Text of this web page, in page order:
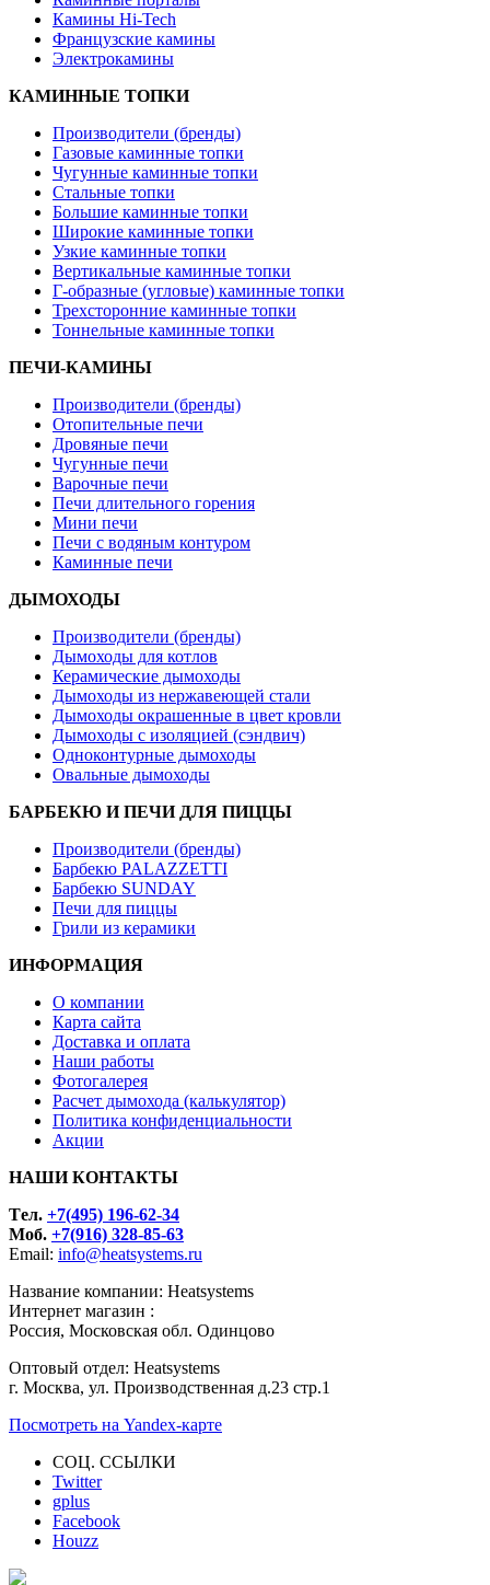
Камины Hi-Tech
Французские камины
Электрокамины
КАМИННЫЕ ТОПКИ
Производители (бренды)
Газовые каминные топки
Чугунные каминные топки
Стальные топки
Большие каминные топки
Широкие каминные топки
Узкие каминные топки
Вертикальные каминные топки
Г-образные (угловые) каминные топки
Трехсторонние каминные топки
Тоннельные каминные топки
ПЕЧИ-КАМИНЫ
Производители (бренды)
Отопительные печи
Дровяные печи
Чугунные печи
Варочные печи
Печи длительного горения
Мини печи
Печи с водяным контуром
Каминные печи
ДЫМОХОДЫ
Производители (бренды)
Дымоходы для котлов
Керамические дымоходы
Дымоходы из нержавеющей стали
Дымоходы окрашенные в цвет кровли
Дымоходы с изоляцией (сэндвич)
Одноконтурные дымоходы
Овальные дымоходы
БАРБЕКЮ И ПЕЧИ ДЛЯ ПИЦЦЫ
Производители (бренды)
Барбекю PALAZZETTI
Барбекю SUNDAY
Печи для пиццы
Грили из керамики
ИНФОРМАЦИЯ
О компании
Карта сайта
Доставка и оплата
Наши работы
Фотогалерея
Расчет дымохода (калькулятор)
Политика конфиденциальности
Акции
НАШИ КОНТАКТЫ
Tел. +7(495) 196-62-34
Моб. +7(916) 328-85-63
Email: info@heatsystems.ru
Название компании: Heatsystems
Интернет магазин :
Россия, Московская обл. Одинцово
Оптовый отдел: Heatsystems
г. Москва, ул. Производственная д.23 стр.1
Посмотреть на Yandex-карте
СОЦ. ССЫЛКИ
Twitter
gplus
Facebook
Houzz